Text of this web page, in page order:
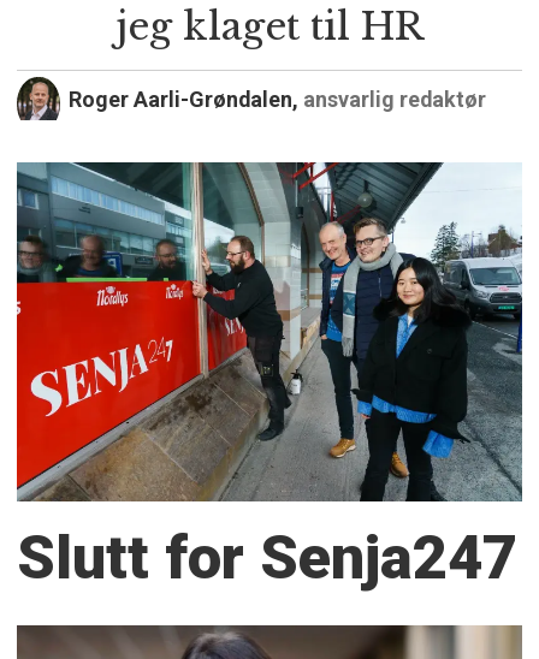
jeg klaget til HR
Roger Aarli-Grøndalen, ansvarlig redaktør
Slutt for Senja247